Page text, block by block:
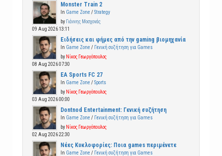
Monster Train 2
In Game Zone /Strategy
by Γιάννης Μοσχονάς
09 Aug 2026 13:11
Ειδήσεις και φήμες από την gaming βιομηχανία
In Game Zone / Γενική συζήτηση για Games
by Νίκος Γεωργόπουλος
08 Aug 2026 07:30
EA Sports FC 27
In Game Zone /Sports
by Νίκος Γεωργόπουλος
03 Aug 2026 00:00
Dontnod Entertainment: Γενική συζήτηση
In Game Zone / Γενική συζήτηση για Games
by Νίκος Γεωργόπουλος
02 Aug 2026 22:30
Νέες Κυκλοφορίες: Ποια games περιμένετε
In Game Zone / Γενική συζήτηση για Games